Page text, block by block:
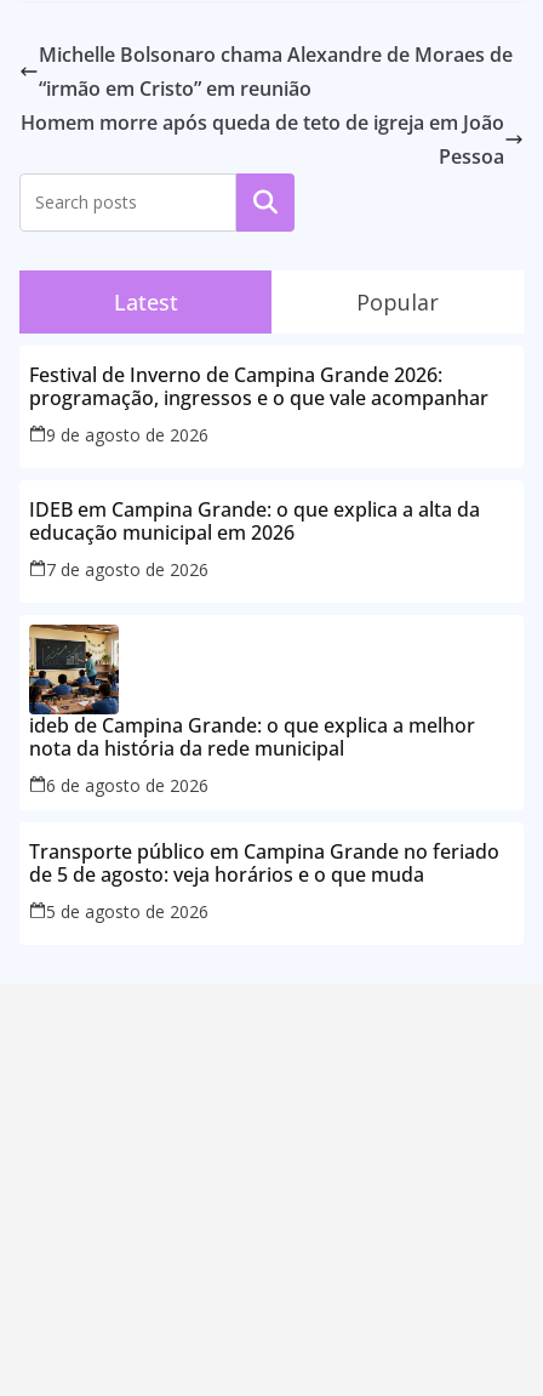
Michelle Bolsonaro chama Alexandre de Moraes de
“irmão em Cristo” em reunião
Homem morre após queda de teto de igreja em João
Pessoa
Pesquisar
Latest Popular
Festival de Inverno de Campina Grande 2026:
programação, ingressos e o que vale acompanhar
9 de agosto de 2026
IDEB em Campina Grande: o que explica a alta da
educação municipal em 2026
7 de agosto de 2026
ideb de Campina Grande: o que explica a melhor
nota da história da rede municipal
6 de agosto de 2026
Transporte público em Campina Grande no feriado
de 5 de agosto: veja horários e o que muda
5 de agosto de 2026